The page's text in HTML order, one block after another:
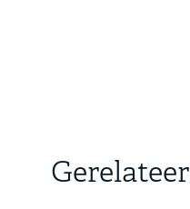
7 augustus 2026